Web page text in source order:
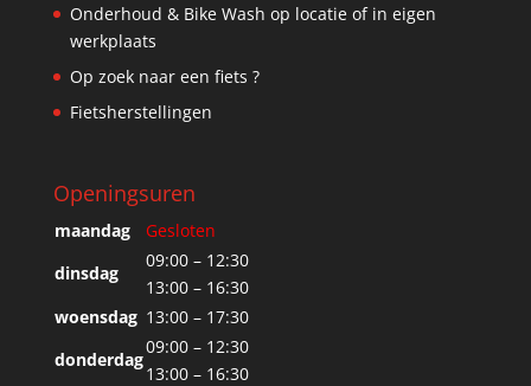
Onderhoud & Bike Wash op locatie of in eigen
werkplaats
Op zoek naar een fiets ?
Fietsherstellingen
Openingsuren
maandag
Gesloten
dinsdag
09:00 – 12:30
13:00 – 16:30
woensdag 13:00 – 17:30
donderdag
09:00 – 12:30
13:00 – 16:30